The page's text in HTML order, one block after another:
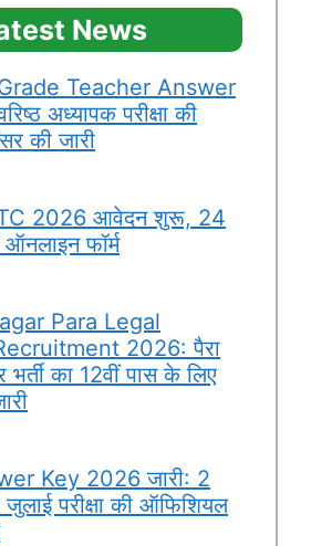
News
Teacher Answer
अध्यापक परीक्षा की
की जारी
2026 आवेदन शुरू, 24
फॉर्म
Para Legal
2026: पैरा
भर्ती का 12वीं पास के लिए
Key 2026 जारी: 2
परीक्षा की ऑफिशियल